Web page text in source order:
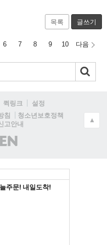
목록 글쓰기
6 7 8 9 10 다음
퀵링크
설정
침
청소년보호정책
고안내
)
▲